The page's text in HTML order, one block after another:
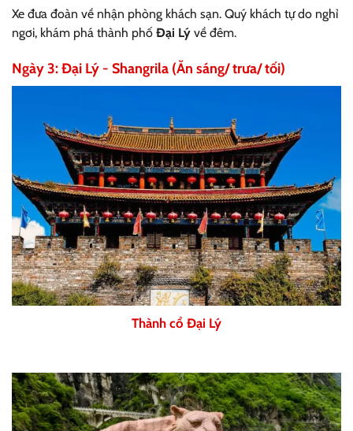
Xe đưa đoàn về nhận phòng khách sạn. Quý khách tự do nghỉ
ngơi, khám phá thành phố Đại Lý về đêm.
Ngày 3: Đại Lý - Shangrila (Ăn sáng/ trưa/ tối)
Thành cổ Đại Lý